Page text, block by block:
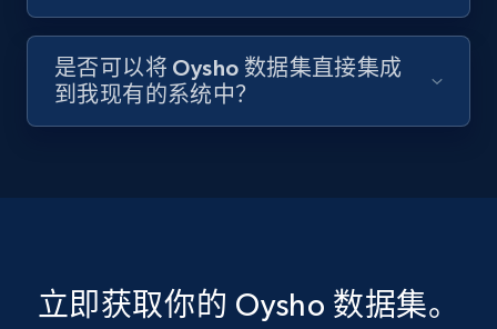
是否可以将 Oysho 数据集直接集成
到我现有的系统中？
立即获取你的 Oysho 数据集。